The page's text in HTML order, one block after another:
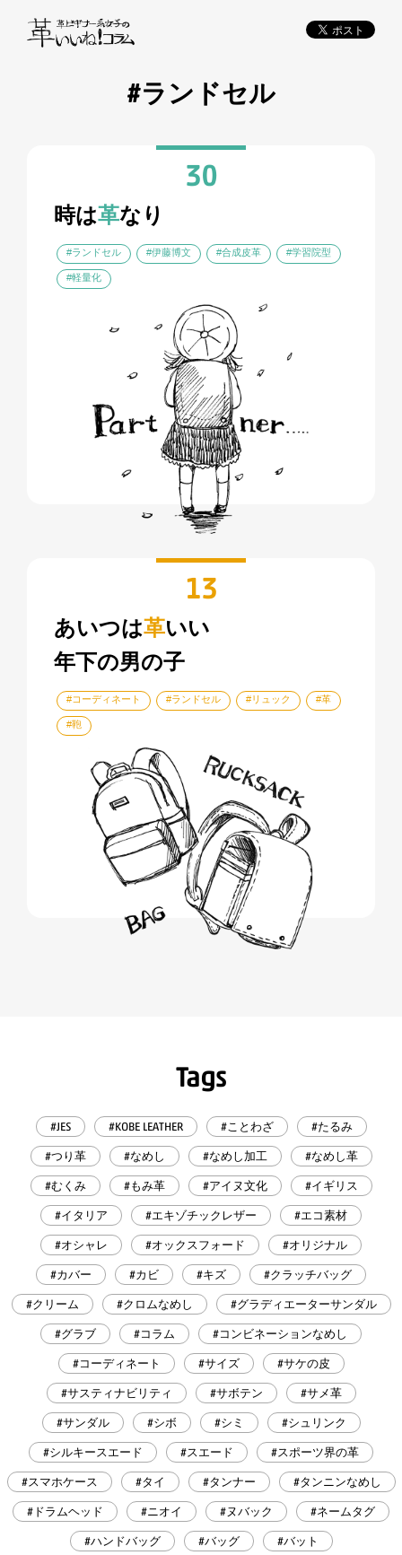
#ランドセル
30
時は革なり
#ランドセル #伊藤博文 #合成皮革 #学習院型
#軽量化
13
あいつは革いい
年下の男の子
#コーディネート #ランドセル #リュック #革
#鞄
Tags
#JES #KOBE LEATHER #ことわざ #たるみ
#つり革 #なめし #なめし加工 #なめし革
#むくみ #もみ革 #アイヌ文化 #イギリス
#イタリア #エキゾチックレザー #エコ素材
#オシャレ #オックスフォード #オリジナル
#カバー #カビ #キズ #クラッチバッグ
#クリーム #クロムなめし #グラディエーターサンダル
#グラブ #コラム #コンビネーションなめし
#コーディネート #サイズ #サケの皮
#サスティナビリティ #サボテン #サメ革
#サンダル #シボ #シミ #シュリンク
#シルキースエード #スエード #スポーツ界の革
#スマホケース #タイ #タンナー #タンニンなめし
#ドラムヘッド #ニオイ #ヌバック #ネームタグ
#ハンドバッグ #バッグ #バット